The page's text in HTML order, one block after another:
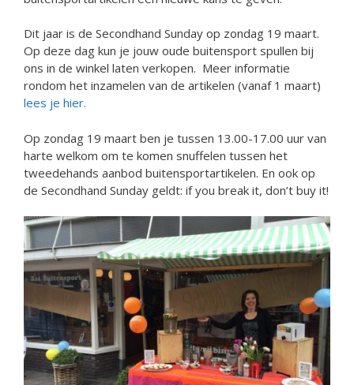
Dit jaar is de Secondhand Sunday op zondag 19 maart.
Op deze dag kun je jouw oude buitensport spullen bij
ons in de winkel laten verkopen. Meer informatie
rondom het inzamelen van de artikelen (vanaf 1 maart)
lees je hier.
Op zondag 19 maart ben je tussen 13.00-17.00 uur van
harte welkom om te komen snuffelen tussen het
tweedehands aanbod buitensportartikelen. En ook op
de Secondhand Sunday geldt: if you break it, don’t buy it!